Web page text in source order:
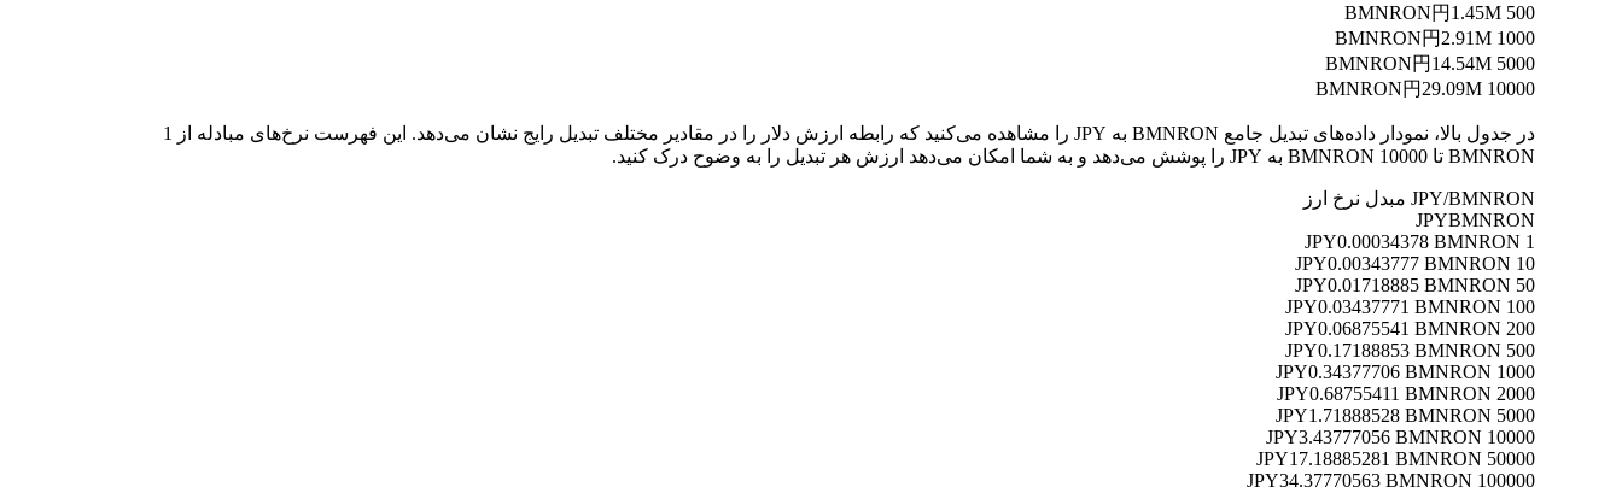
500 BMNRON
円1.45M
1000 BMNRON
円2.91M
5000 BMNRON
円14.54M
10000 BMNRON
円29.09M
در جدول بالا، نمودار داده‌های تبدیل جامع BMNRON به JPY را مشاهده می‌کنید که رابطه ارزش دلار را در مقادیر مختلف تبدیل رایج نشان می‌دهد. این فهرست نرخ‌های مبادله از 1
BMNRON تا 10000 BMNRON به JPY را پوشش می‌دهد و به شما امکان می‌دهد ارزش هر تبدیل را به وضوح درک کنید.
JPY/BMNRON مبدل نرخ ارز
JPYBMNRON
1 JPY
0.00034378 BMNRON
10 JPY
0.00343777 BMNRON
50 JPY
0.01718885 BMNRON
100 JPY
0.03437771 BMNRON
200 JPY
0.06875541 BMNRON
500 JPY
0.17188853 BMNRON
1000 JPY
0.34377706 BMNRON
2000 JPY
0.68755411 BMNRON
5000 JPY
1.71888528 BMNRON
10000 JPY
3.43777056 BMNRON
50000 JPY
17.18885281 BMNRON
100000 JPY
34.37770563 BMNRON